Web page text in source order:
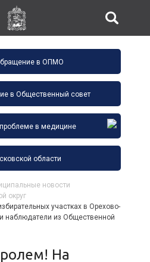
в ОПМО
в Общественный совет
в медицине
области
новости
округ
участках в Орехово-
наблюдатели из Общественной